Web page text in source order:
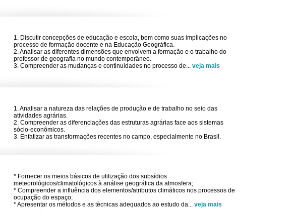
1. Discutir concepções de educação e escola, bem como suas implicações no
processo de formação docente e na Educação Geográfica.
2. Analisar as diferentes dimensões que envolvem a formação e o trabalho do
professor de geografia no mundo contemporâneo.
3. Compreender as mudanças e continuidades no processo de... veja mais
1. Analisar a natureza das relações de produção e de trabalho no seio das
atividades agrárias.
2. Compreender as diferenciações das estruturas agrárias face aos sistemas
sócio-econômicos.
3. Enfatizar as transformações recentes no campo, especialmente no Brasil.
* Fornecer os meios básicos de utilização dos subsídios
meteorológicos/climatológicos à análise geográfica da atmosfera;
* Compreender a influência dos elementos/atributos climáticos nos processos de
ocupação do espaço;
* Apresentar os métodos e as técnicas adequados ao estudo da... veja mais